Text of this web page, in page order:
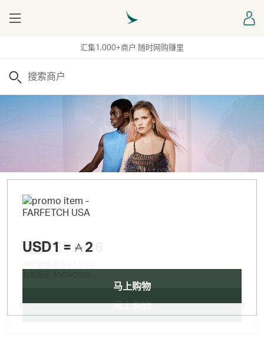
汇集1,000+商户 随时网购赚里
Menu
搜索
最多£1 = 8
马上购物
USD1 = 2
马上购物